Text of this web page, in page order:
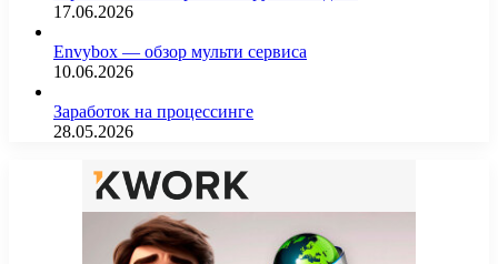
17.06.2026
Envybox — обзор мульти сервиса
10.06.2026
Заработок на процессинге
28.05.2026